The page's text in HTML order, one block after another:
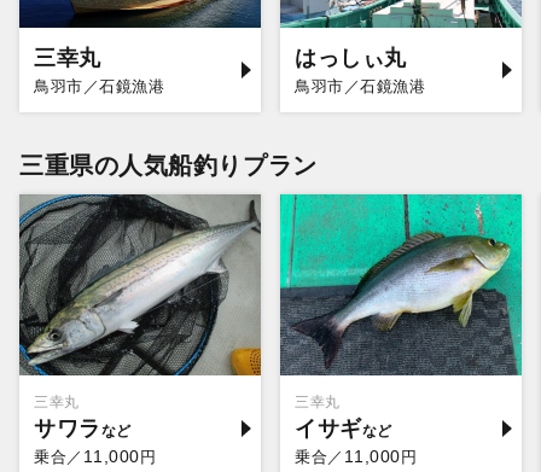
三幸丸
鳥羽市／石鏡漁港
はっしぃ丸
鳥羽市／石鏡漁港
三重県の人気船釣りプラン
三幸丸
サワラ
乗合／ 11,000円
三幸丸
イサギ
乗合／ 11,000円